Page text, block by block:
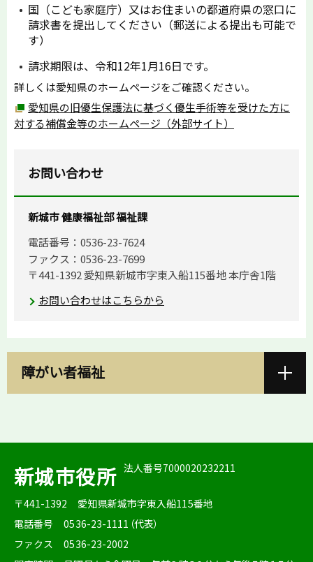
国（こども家庭庁）又はお住まいの都道府県の窓口に
請求書を提出してください（郵送による提出も可能で
す）
請求期限は、令和12年1月16日です。
詳しくは愛知県のホームページをご確認ください。
愛知県の旧優生保護法に基づく優生手術等を受けた方に
対する補償金等のホームページ（外部サイト）
お問い合わせ
新城市 健康福祉部 福祉課
電話番号：0536-23-7624
ファクス：0536-23-7699
〒441-1392 愛知県新城市字東入船115番地 本庁舎1階
お問い合わせはこちらから
障がい者福祉
新城市役所 法人番号7000020232211
〒441-1392
愛知県新城市字東入船115番地
電話番号
0536-23-1111（代表）
ファクス
0536-23-2002